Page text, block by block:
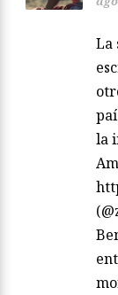
La
la